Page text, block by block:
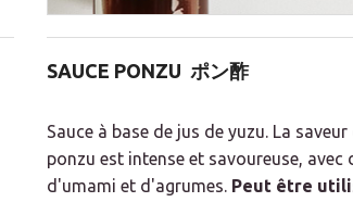
SAUCE PONZU ポン酢
Sauce à base de jus de yuzu. La saveur
ponzu est intense et savoureuse, avec
d'umami et d'agrumes. Peut être